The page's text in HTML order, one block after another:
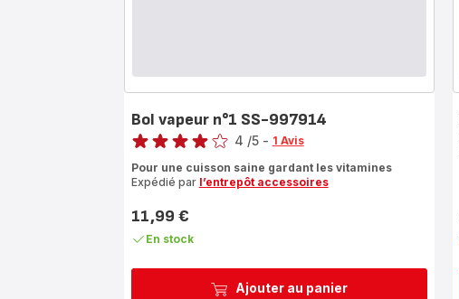
Ajouter au panier
Bol vapeur n°1 SS-997914
Note
4
étoiles
(moyenne)
4 /5 - 1 Avis
Pour une cuisson saine gardant les vitamines
Expédié par l’entrepôt accessoires
Prix
11,99 €
En stock